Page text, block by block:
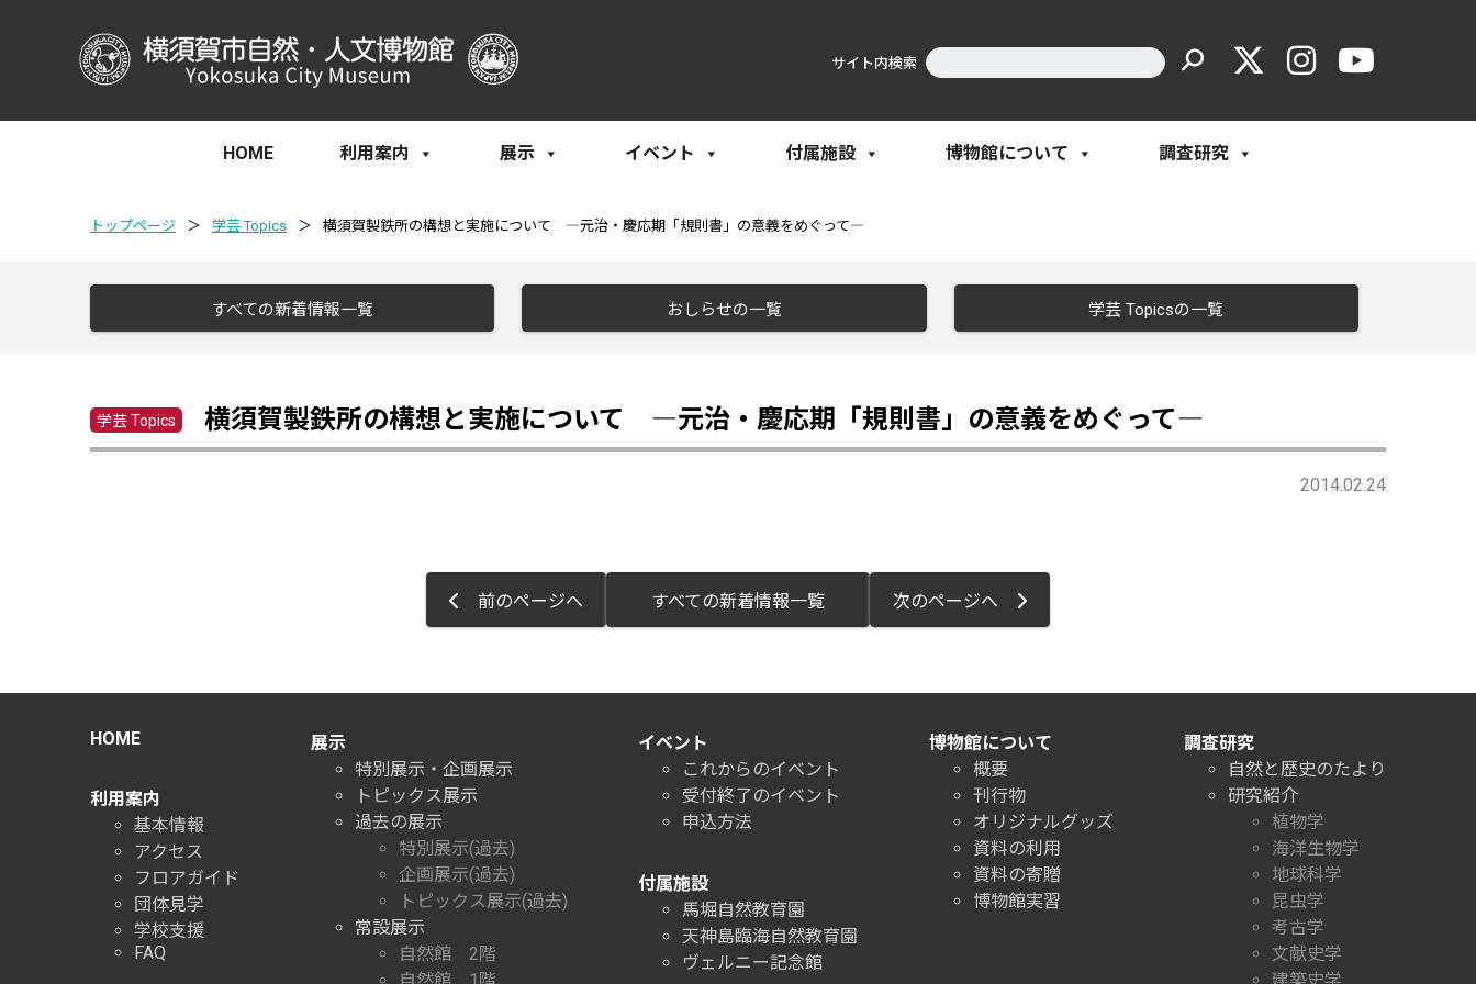
サイト内検索
HOME 利用案内 展示 イベント 付属施設 博物館について 調査研究
トップページ ＞ 学芸 Topics ＞ 横須賀製鉄所の構想と実施について ―元治・慶応期「規則書」の意義をめぐって―
すべての新着情報一覧 おしらせの一覧 学芸 Topicsの一覧
学芸 Topics 横須賀製鉄所の構想と実施について ―元治・慶応期「規則書」の意義をめぐって―
2014.02.24
前のページへ すべての新着情報一覧 次のページへ
HOME
利用案内
基本情報
アクセス
フロアガイド
団体見学
学校支援
FAQ
展示
特別展示・企画展示
トピックス展示
過去の展示
特別展示(過去)
企画展示(過去)
トピックス展示(過去)
常設展示
自然館 2階
イベント
これからのイベント
受付終了のイベント
申込方法
付属施設
馬堀自然教育園
天神島臨海自然教育園
ヴェルニー記念館
博物館について
概要
刊行物
オリジナルグッズ
資料の利用
資料の寄贈
博物館実習
調査研究
自然と歴史のたより
研究紹介
植物学
海洋生物学
地球科学
昆虫学
考古学
文献史学